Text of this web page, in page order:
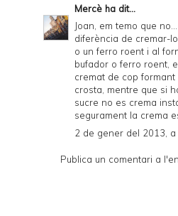
Mercè ha dit...
Joan, em temo que
diferència de cremar-
o un ferro roent i al
bufador o ferro roent,
cremat de cop formant
crosta, mentre que si
sucre no es crema
segurament la crema
2 de gener del 2013, a
Publica un comentari a